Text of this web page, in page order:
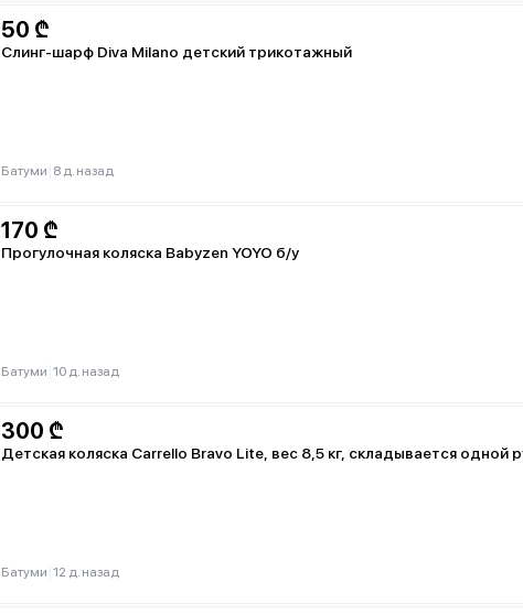
50 ₾
Слинг-шарф Diva Milano детский трикотажный
Батуми 8 д. назад
170 ₾
Прогулочная коляска Babyzen YOYO б/у
Батуми 10 д. назад
300 ₾
Детская коляска Carrello Bravo Lite, вес 8,5 кг, складывается одной
Батуми 12 д. назад